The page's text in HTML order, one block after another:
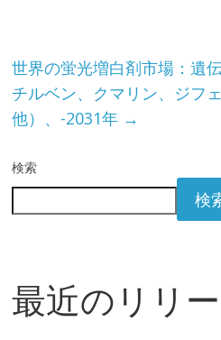
世界の蛍光増白剤市場：遺
チルベン、クマリン、ジフ
他）、-2031年 →
検索
検
最近のリリ